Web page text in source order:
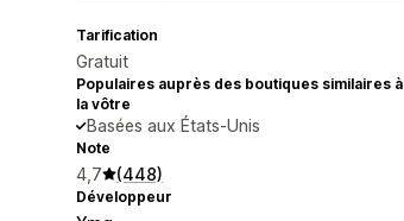
Tarification
Gratuit
Populaires auprès des boutiques similaires à
la vôtre
Basées aux États-Unis
Note
4,7 (448)
Développeur